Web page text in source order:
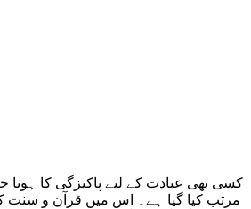
کسی بھی عبادت کے لیے پاکیزگی کا ہونا
مرتب کیا گیا ہے۔ اس میں قرآن و سنت